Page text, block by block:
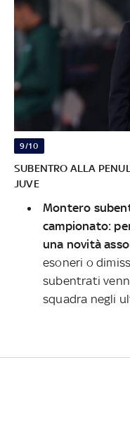
9/10
SUBENTRO ALLA
JUVE
Montero
campionato:
una novità
esoneri o
subentrati
squadra negli